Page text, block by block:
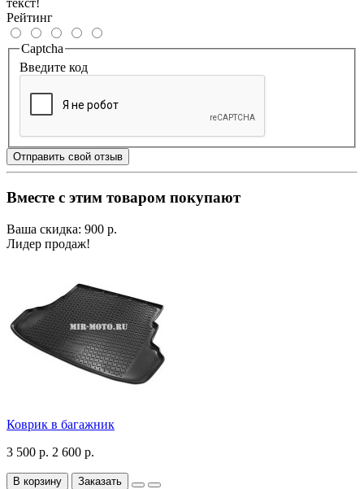
Рейтинг
Captcha
Введите код
Отправить свой отзыв
Вместе с этим товаром покупают
Ваша скидка: 900 р.
Лидер продаж!
Коврик в багажник
3 500 р. 2 600 р.
В корзину Заказать